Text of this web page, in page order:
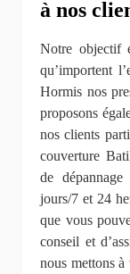
à nos
Notre objectif
qu’importent
Hormis nos
proposons
nos clients
couverture
de
jours/7 et 24
que vous
conseil et
nous mettons